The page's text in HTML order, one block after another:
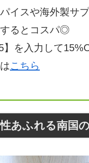
イスや海外製サ
るとコスパ◎
】を入力して
こちら
あふれる南国